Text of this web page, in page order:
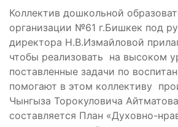
Коллектив дошкольной
организации №61 г.Бишкек под
директора Н.В.Измайловой
чтобы реализовать на высоком
поставленные задачи по
помогают в этом коллективу
Чынгыза Торокуловича
составляется План «Духовно-